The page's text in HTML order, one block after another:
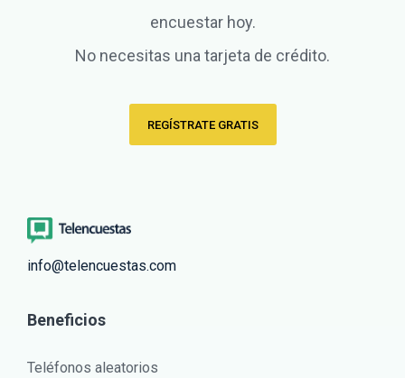
encuestar hoy.
No necesitas una tarjeta de crédito.
REGÍSTRATE GRATIS
info@telencuestas.com
Beneficios
Teléfonos aleatorios